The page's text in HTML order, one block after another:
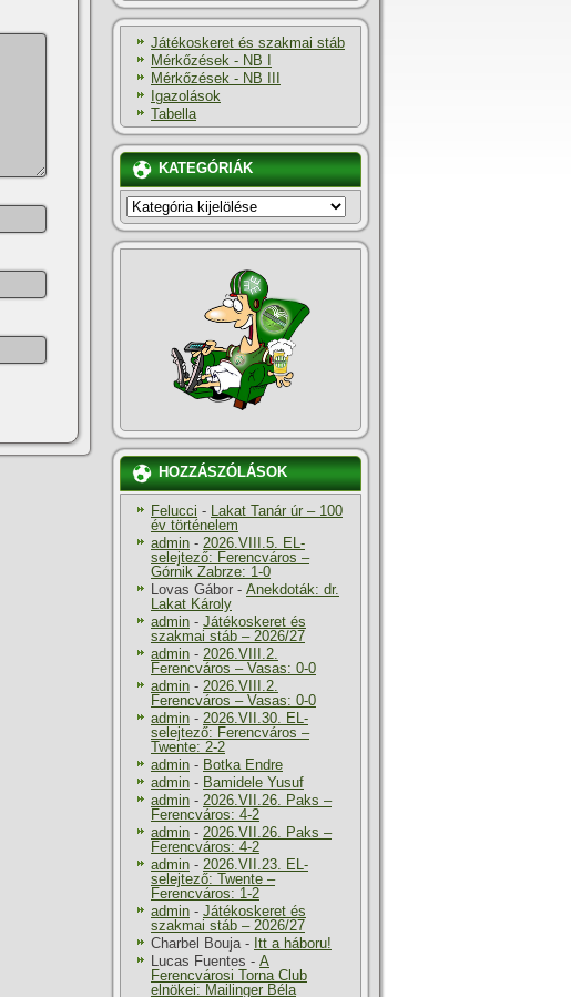
Játékoskeret és szakmai stáb
Mérkőzések - NB I
Mérkőzések - NB III
Igazolások
Tabella
KATEGÓRIÁK
KATEGÓRIÁK
HOZZÁSZÓLÁSOK
Felucci - Lakat Tanár úr – 100
év történelem
admin - 2026.VIII.5. EL-
selejtező: Ferencváros –
Górnik Zabrze: 1-0
Lovas Gábor - Anekdoták: dr.
Lakat Károly
admin - Játékoskeret és
szakmai stáb – 2026/27
admin - 2026.VIII.2.
Ferencváros – Vasas: 0-0
admin - 2026.VIII.2.
Ferencváros – Vasas: 0-0
admin - 2026.VII.30. EL-
selejtező: Ferencváros –
Twente: 2-2
admin - Botka Endre
admin - Bamidele Yusuf
admin - 2026.VII.26. Paks –
Ferencváros: 4-2
admin - 2026.VII.26. Paks –
Ferencváros: 4-2
admin - 2026.VII.23. EL-
selejtező: Twente –
Ferencváros: 1-2
admin - Játékoskeret és
szakmai stáb – 2026/27
Charbel Bouja- Itt a háboru!
Lucas Fuentes - A
Ferencvárosi Torna Club
elnökei: Mailinger Béla